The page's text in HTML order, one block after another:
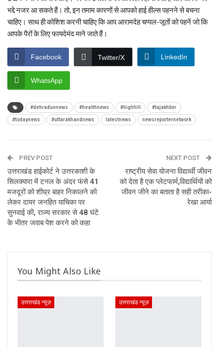
भद्दे नजर आ सकते हैं। तो, इन तमाम कारणों से आपको हाई हील्स पहनने से बचना
चाहिए। साथ ही कोशिश करनी चाहिए कि आप आरामदेह चप्पल-जूतों को पहनें जो कि
आपके पैरों के लिए फायदेमंद माने जाते हैं।
Facebook Twitter/X LinkedIn
WhatsApp
#dehradunnews #healthnews #highhill #tajakhber
#todaynews #uttarakhandnews latestnews newsreporternetwork
PREV POST
उत्तराखंड हाईकोर्ट ने उत्तरकाशी के
सिलक्यारा में टनल के अंदर फंसे 41
मजदूरों को शीघ्र बाहर निकालने को
लेकर दायर जनहित याचिका पर
सुनवाई की, राज्य सरकार से 48 घंटे
के भीतर जवाब पेश करने को कहा
NEXT POST
राष्ट्रीय सेवा योजना विद्यार्थी जीवन
को देता है एक प्लेटफार्म,विद्यार्थियों को
जीवन जीने का बताता है सही तरीका-
रेखा आर्या
You Might Also Like
उत्तराखंड न्यूज़ उत्तराखंड न्यूज़